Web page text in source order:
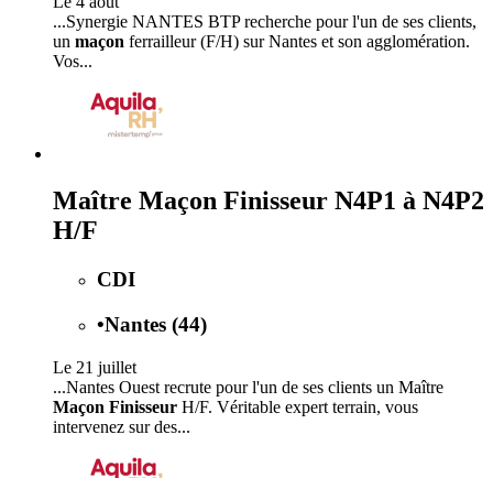
...Synergie NANTES BTP recherche pour l'un de ses clients,
un maçon ferrailleur (F/H) sur Nantes et son agglomération.
Vos...
Maître Maçon Finisseur N4P1 à N4P2
H/F
CDI
•Nantes (44)
Le 21 juillet
...Nantes Ouest recrute pour l'un de ses clients un Maître
Maçon Finisseur H/F. Véritable expert terrain, vous
intervenez sur des...